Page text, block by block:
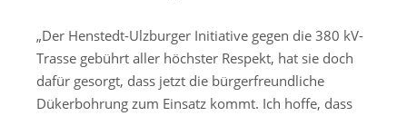
„Der Henstedt-Ulzburger Initiative gegen die 380 kV-
Trasse gebührt aller höchster Respekt, hat sie doch
dafür gesorgt, dass jetzt die bürgerfreundliche
Dükerbohrung zum Einsatz kommt. Ich hoffe, dass